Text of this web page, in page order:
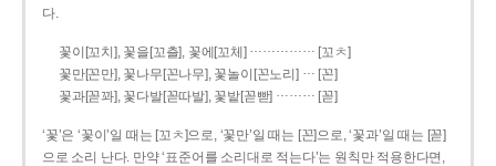
다.
꽃이[꼬치], 꽃을[꼬츨], 꽃에[꼬체] …………… [꼬ㅊ]
꽃만[꼰만], 꽃나무[꼰나무], 꽃놀이[꼰노리] … [꼰]
꽃과[꼳꽈], 꽃다발[꼳따발], 꽃밭[꼳빧] ……… [꼳]
‘꽃’은 ‘꽃이’일 때는 [꼬ㅊ]으로, ‘꽃만’일 때는 [꼰]으로, ‘꽃과’일 때는 [꼳]
으로 소리 난다. 만약 ‘표준어를 소리대로 적는다’는 원칙만 적용한다면,